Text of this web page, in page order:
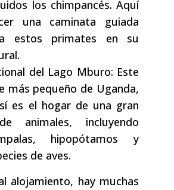
los chimpancés. Aquí
una caminata guiada
estos primates en su
del Lago Mburo: Este
más pequeño de Uganda,
es el hogar de una gran
animales, incluyendo
hipopótamos y
de aves.
alojamiento, hay muchas